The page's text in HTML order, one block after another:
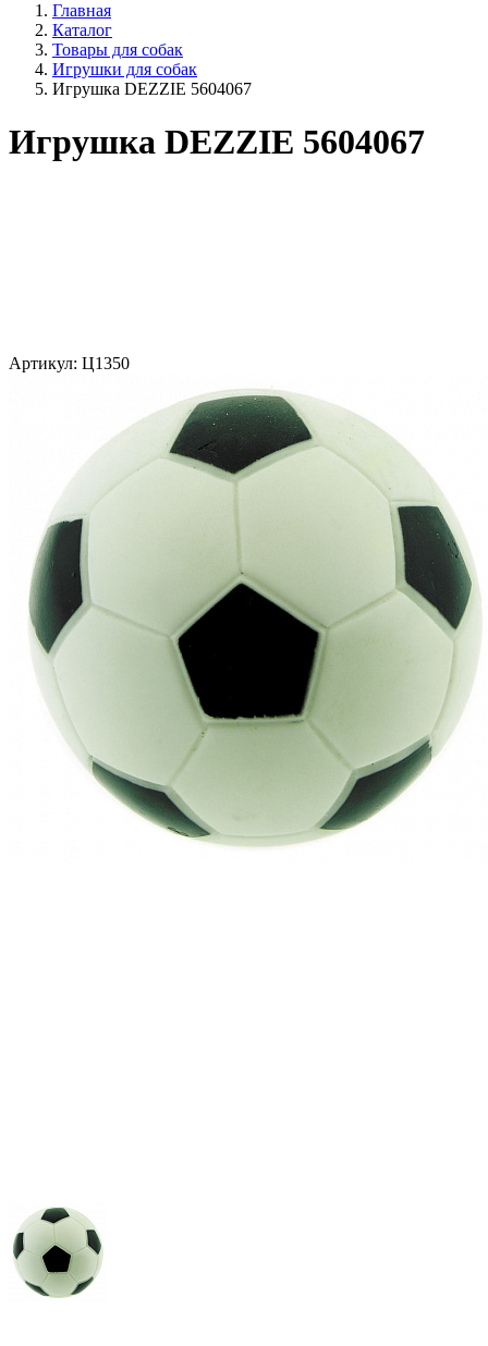
Главная
Каталог
Товары для собак
Игрушки для собак
Игрушка DEZZIE 5604067
Игрушка DEZZIE 5604067
Артикул: Ц1350